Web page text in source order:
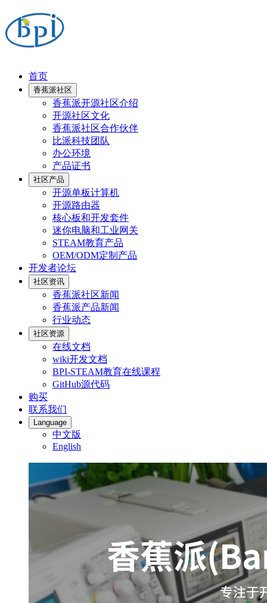
首页
香蕉派社区
香蕉派开源社区介绍
开源社区文化
香蕉派社区合作伙伴
比派科技团队
办公环境
产品证书
社区产品
开源单板计算机
开源路由器
核心板和开发套件
迷你电脑和工业网关
STEAM教育产品
OEM/ODM定制产品
开发者论坛
社区资讯
香蕉派社区新闻
香蕉派产品新闻
行业动态
社区资源
在线文档
wiki开发文档
BPI-STEAM教育在线课程
GitHub源代码
购买
联系我们
Language
中文版
English